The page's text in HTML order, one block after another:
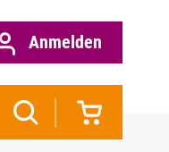
Anmelden